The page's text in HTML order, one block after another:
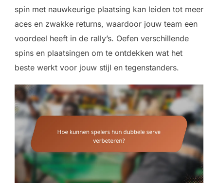
spin met nauwkeurige plaatsing kan leiden tot meer
aces en zwakke returns, waardoor jouw team een
voordeel heeft in de rally’s. Oefen verschillende
spins en plaatsingen om te ontdekken wat het
beste werkt voor jouw stijl en tegenstanders.